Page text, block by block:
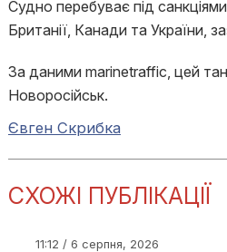
Судно перебуває під
Британії, Канади та України,
За даними marinetraffic, цей
Новоросійськ.
Євген Скрибка
СХОЖІ ПУБЛІКАЦІЇ
11:12 / 6 серпня, 2026